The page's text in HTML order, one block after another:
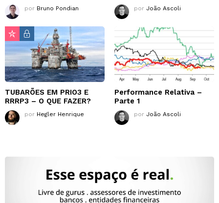
por Bruno Pondian por João Ascoli
TUBARÕES EM PRIO3 E
RRRP3 – O QUE FAZER?
por Hegler Henrique
Performance Relativa –
Parte 1
por João Ascoli